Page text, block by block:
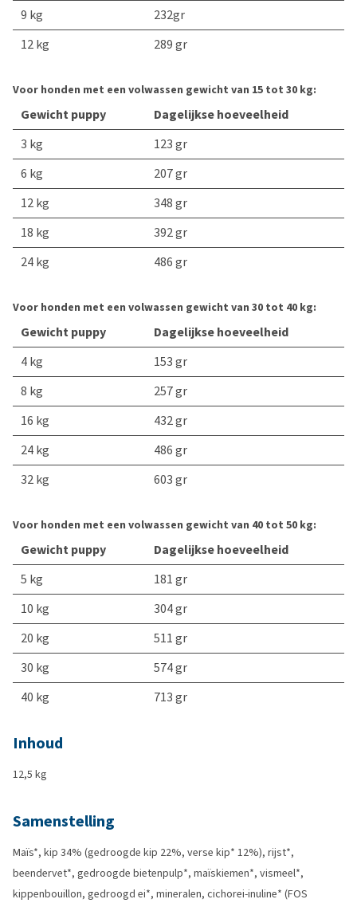
9 kg
232gr
12 kg
289 gr
Voor honden met een volwassen gewicht van 15 tot 30 kg:
Gewicht puppy
Dagelijkse hoeveelheid
3 kg
123 gr
6 kg
207 gr
12 kg
348 gr
18 kg
392 gr
24 kg
486 gr
Voor honden met een volwassen gewicht van 30 tot 40 kg:
Gewicht puppy
Dagelijkse hoeveelheid
4 kg
153 gr
8 kg
257 gr
16 kg
432 gr
24 kg
486 gr
32 kg
603 gr
Voor honden met een volwassen gewicht van 40 tot 50 kg:
Gewicht puppy
Dagelijkse hoeveelheid
5 kg
181 gr
10 kg
304 gr
20 kg
511 gr
30 kg
574 gr
40 kg
713 gr
Inhoud
12,5 kg
Samenstelling
Maïs*, kip 34% (gedroogde kip 22%, verse kip* 12%), rijst*,
beendervet*, gedroogde bietenpulp*, maïskiemen*, vismeel*,
kippenbouillon, gedroogd ei*, mineralen, cichorei-inuline* (FOS